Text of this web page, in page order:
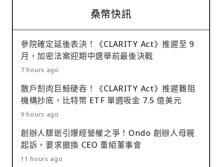
桑幣快訊
參院確定延後表決！《CLARITY Act》推遲至 9
月，加密法案迎期中選舉前最後決戰
7 hours ago
散戶割肉巨鯨硬吞！《CLARITY Act》推遲難阻
機構抄底，比特幣 ETF 單週吸金 7.5 億美元
9 hours ago
創辦人驟逝引爆經營權之爭！Ondo 創辦人母親
起訴，要求撤換 CEO 重組董事會
11 hours ago